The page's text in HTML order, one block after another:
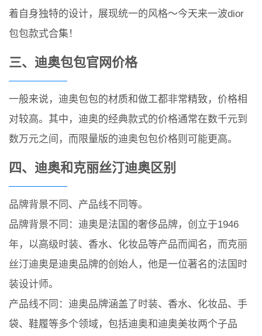
着自身独特的设计，展现统一的风格～今天来一波dior
包包款式合集！
三、迪奥包包官网价格
一般来说，迪奥包包的材质和做工都非常精致，价格相
对较高。其中，迪奥的经典款式的价格通常在数千元到
数万元之间，而限量版的迪奥包包价格则可能更高。
四、迪奥和克丽丝汀迪奥区别
品牌背景不同、产品线不同等。
品牌背景不同：迪奥是法国的奢侈品牌，创立于1946
年，以高级时装、香水、化妆品等产品而闻名，而克丽
丝汀迪奥是迪奥品牌的创始人，他是一位著名的法国时
装设计师。
产品线不同：迪奥品牌涵盖了时装、香水、化妆品、手
袋、鞋履等多个领域，包括迪奥和迪奥美妆两个子品